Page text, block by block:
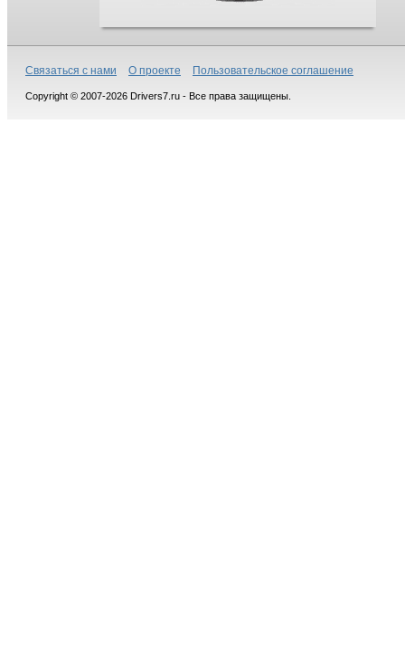
Связаться с нами О проекте Пользовательское соглашение
Copyright © 2007-2026 Drivers7.ru - Все права защищены.